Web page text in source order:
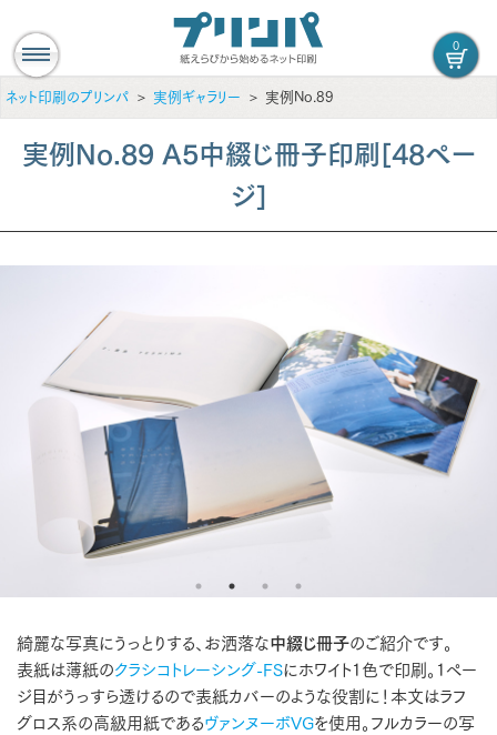
0
ネット印刷のプリンパ 実例ギャラリー 実例No.89
実例No.89 A5中綴じ冊子印刷[48ペー
ジ]
綺麗な写真にうっとりする、お洒落な中綴じ冊子のご紹介です。
表紙は薄紙のクラシコトレーシング-FSにホワイト1色で印刷。1ペー
ジ目がうっすら透けるので表紙カバーのような役割に！本文はラフ
グロス系の高級用紙であるヴァンヌーボVGを使用。フルカラーの写